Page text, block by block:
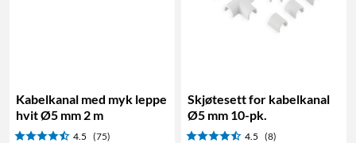
Kabelkanal med myk leppe
hvit Ø5 mm 2 m
4.5 (75)
Skjøtesett for kabelkanal
Ø5 mm 10-pk.
4.5 (8)